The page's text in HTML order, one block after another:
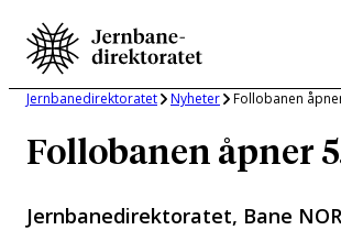
Hopp
innhold
Jernbanedirektoratet Nyheter Follobanen
Follobanen åpner
Jernbanedirektoratet, Bane